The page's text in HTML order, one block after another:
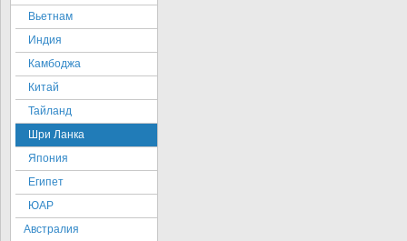
Вьетнам
Индия
Камбоджа
Китай
Тайланд
Шри Ланка
Япония
Египет
ЮАР
Австралия